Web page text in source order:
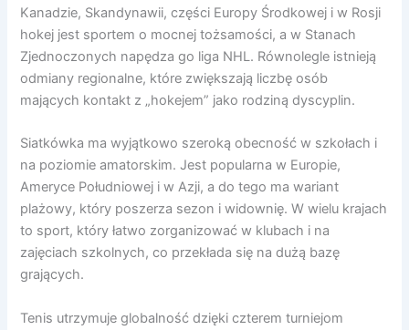
Kanadzie, Skandynawii, części Europy Środkowej i w Rosji
hokej jest sportem o mocnej tożsamości, a w Stanach
Zjednoczonych napędza go liga NHL. Równolegle istnieją
odmiany regionalne, które zwiększają liczbę osób
mających kontakt z „hokejem” jako rodziną dyscyplin.
Siatkówka ma wyjątkowo szeroką obecność w szkołach i
na poziomie amatorskim. Jest popularna w Europie,
Ameryce Południowej i w Azji, a do tego ma wariant
plażowy, który poszerza sezon i widownię. W wielu krajach
to sport, który łatwo zorganizować w klubach i na
zajęciach szkolnych, co przekłada się na dużą bazę
grających.
Tenis utrzymuje globalność dzięki czterem turniejom